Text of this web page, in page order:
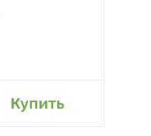
Купить